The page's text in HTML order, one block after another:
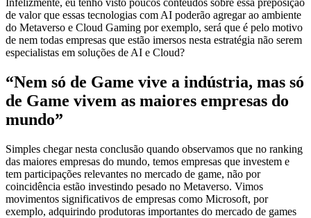
Infelizmente, eu tenho visto poucos conteúdos sobre essa preposição
de valor que essas tecnologias com AI poderão agregar ao ambiente
do Metaverso e Cloud Gaming por exemplo, será que é pelo motivo
de nem todas empresas que estão imersos nesta estratégia não serem
especialistas em soluções de AI e Cloud?
“Nem só de Game vive a indústria, mas só
de Game vivem as maiores empresas do
mundo”
Simples chegar nesta conclusão quando observamos que no ranking
das maiores empresas do mundo, temos empresas que investem e
tem participações relevantes no mercado de game, não por
coincidência estão investindo pesado no Metaverso. Vimos
movimentos significativos de empresas como Microsoft, por
exemplo, adquirindo produtoras importantes do mercado de games